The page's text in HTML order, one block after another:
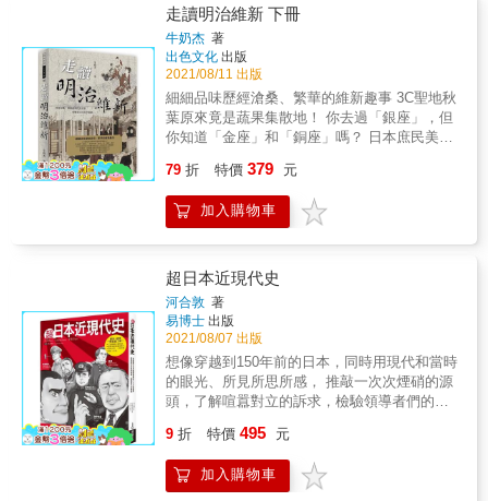
婚不嫁、不生不育。
各種丼飯早期的食用方法及食材
佛經是類似的東西嗎？ ──神社是屬神場所，寺
廟是屬人場所；祝詞是與神明的對話，佛經則
為佛教教義。 ◆為什麼參拜前要先洗手？正確
參拜步驟是什麼？ ──因為日本神明討厭污穢，
所以要先除去身心的污穢，再進入神社。 ◆神
社裡會舉行的祭典有哪些呢？ ──其實每天都會
有日供祭，每月也有月次祭，以及各種定期舉
的工作內容又是什麼？ ──神主指神職人員，宮
司則是神社中職位最高者。現代巫女是擔任為
神明獻上舞蹈藝能的職務。 ※日本入門三部
圖解形式，簡明標示出重點須知，幫助迅速掌
握實用日本知識。
革150年週年的時間點，同時也是大清帝國「戊
戌變法」的120週年。這兩項同樣源自政治中
央、意圖進行全面改革的措施，一則大鳴大
放、一則僅103天便黯然收場，從此改變兩個東
亞國家的命運。 一百五十多年前，原本自我封
閉孤立於世的東亞島國，從被來自太平洋彼岸
的黝黑船艦突破做為起點，緊接著，改革的浪
潮排山倒海、規模宏大，它重塑了日本的風
貌，也日漸奠基出今日大家所喜愛的日本風
的哪一項建設或舉措？ 懂得愈多趣味愈多 ‧武
士刀──男子漢們的夢想 明治新時期為進入文明
法治社會，不允許斬殺他人之必然要求，1876
甚至有激化反叛與誘發西南戰爭的影響。對武
士刀有興趣的玩家，可前往上野東京國立博物
館本館、東京澀谷的刀劍博物館參觀。另外，
甫於2017年開幕的銀座新購物地標GINZA SIX
6樓，也有武士刀的主題專櫃，遴選相關書籍雜
誌，並陳列展示武士刀的。 ‧穿越時空──重現
明治時代遊行隊伍 每年10月22日舉辦的「時代
御苑出發，前往平安神宮。參與成員會由打扮
為明治時代維新勤王的志士打頭陣，接著往古
時回溯，有德川幕府的上洛隊伍、織田信長的
走讀明治維新 下冊
牛奶杰 著
出色文化 出版
2021/08/11 出版
細細品味歷經滄桑、繁華的維新趣事 3C聖地秋
葉原來竟是蔬果集散地！ 你去過「銀座」，但
你知道「金座」和「銅座」嗎？ 日本庶民美食
如何變身現今聞名的百貨公司？ 馬拉著火車在
鐵道上跑？這是什麼狀況？ 牛奶，居然曾經只
有貴族喝得起 跟著牛奶杰看天皇行幸各地 交通
新之於日本的重要性 說是使其奠基為今日全方
位之強大也不誇張 你一直以來喜歡的日本文
物、建設、風土民情 或許或多或少也承襲於這
個具劃時代意義的現代化革新 當我們將目光焦
點集中在最新最好玩的事物上時 不妨也放大旅
遊觀點 深入歷史文化蘊涵的百般況味 歷史向來
不只是過去的事， 是和現在的一切息息相關的
事 日本文化原來如此 ‧江戶時期日本完全沒有
鐵道建設 現在大家對日本旅遊的印象，大多會
的確是鐵道大國，但在江戶時代其實是完全沒
有鐵道與火車營運的，目前的路網規模，都是
79 折 特價 379 元
加入購物車
超日本近現代史
河合敦 著
易博士 出版
2021/08/07 出版
想像穿越到150年前的日本，同時用現代和當時
的眼光、所見所思所感， 推敲一次次煙硝的源
頭，了解喧囂對立的訴求，檢驗領導者們的英
期至現代的一百五十年間。面對強勢進逼的西
方列強，深知唯有增進國力，才能平等對談與
貿易的日本，竭力促進設備近代化、政治上實
9 折 特價 495 元
加入購物車